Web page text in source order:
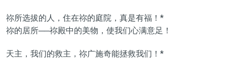
祢所选拔的人，住在祢的庭院，真是有福！*
祢的居所──祢殿中的美物，使我们心满意足！
天主，我们的救主，祢广施奇能拯救我们！*